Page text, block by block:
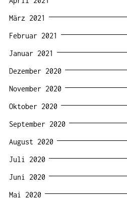
März 2021
Februar 2021
Januar 2021
Dezember 2020
November 2020
Oktober 2020
September 2020
August 2020
Juli 2020
Juni 2020
Mai 2020